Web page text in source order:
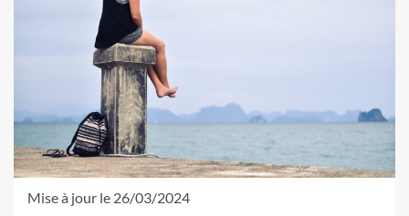
Mise à jour le 26/03/2024